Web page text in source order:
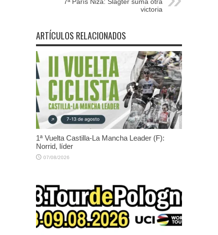
victoria
ARTÍCULOS RELACIONADOS
1ª Vuelta Castilla-La Mancha Leader (F):
Norrid, líder
07/08/2026